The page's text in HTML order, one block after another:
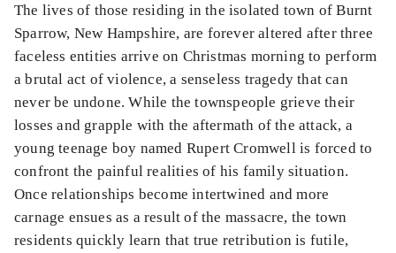
The lives of those residing in the isolated town of Burnt
Sparrow, New Hampshire, are forever altered after three
faceless entities arrive on Christmas morning to perform
a brutal act of violence, a senseless tragedy that can
never be undone. While the townspeople grieve their
losses and grapple with the aftermath of the attack, a
young teenage boy named Rupert Cromwell is forced to
confront the painful realities of his family situation.
Once relationships become intertwined and more
carnage ensues as a result of the massacre, the town
residents quickly learn that true retribution is futile,